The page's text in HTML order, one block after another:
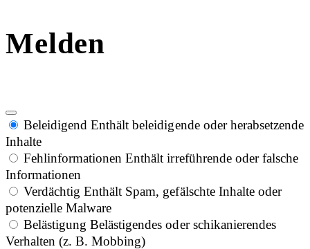
Melden
Beleidigend Enthält beleidigende oder herabsetzende
Inhalte
Fehlinformationen Enthält irreführende oder falsche
Informationen
Verdächtig Enthält Spam, gefälschte Inhalte oder
potenzielle Malware
Belästigung Belästigendes oder schikanierendes
Verhalten (z. B. Mobbing)